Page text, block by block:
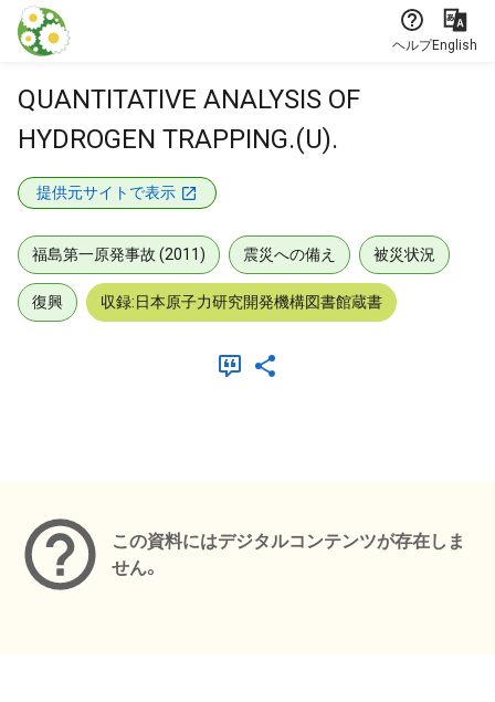
本文に飛ぶ
ヘルプEnglish
QUANTITATIVE ANALYSIS OF
HYDROGEN TRAPPING.(U).
提供元サイトで表示
福島第一原発事故 (2011) 震災への備え 被災状況
復興 収録:日本原子力研究開発機構図書館蔵書
この資料にはデジタルコンテンツが存在しま
せん。